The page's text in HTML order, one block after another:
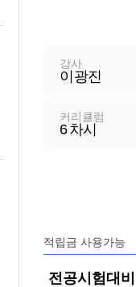
강사
이광진
커리큘럼
6차시
적립금 사용가능
전공시험대비